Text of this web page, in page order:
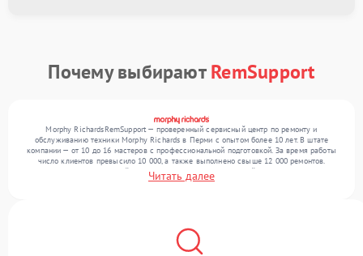
Почему выбираютRemSupport
Morphy RichardsRemSupport — проверенный сервисный центр по ремонту и
обслуживанию техники Morphy Richards в Перми с опытом более 10 лет. В штате
компании — от 10 до 16 мастеров с профессиональной подготовкой. За время работы
число клиентов превысило 10 000, а также выполнено свыше 12 000 ремонтов.
Ежемесячно в сервисный центр поступает более 300 устройств, включая , , . Мы
работаем с широким спектром неисправностей и предлагаем стабильный уровень
Читать далее